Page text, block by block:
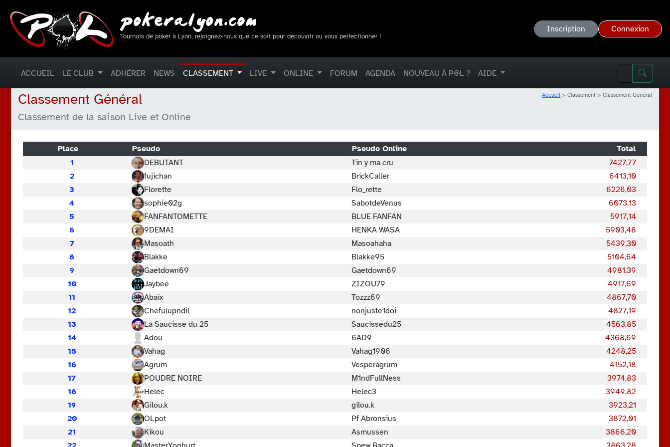
Tournois de poker à Lyon, rejoignez-nous que ce soit pour découvrir ou vous perfectionner !
Inscription Connexion
ACCUEIL LE CLUB ADHÉRER NEWS CLASSEMENT LIVE ONLINE FORUM AGENDA NOUVEAU À P@L ? AIDE
Classement Général Accueil Classement Classement Général
Classement de la saison Live et Online
Place Pseudo Pseudo Online
Total
1
DEBUTANT Tin y ma cru
7427,77
2
fujichan BrickCaller
6413,10
3
Florette Flo_rette
6226,03
4
sophie02g SabotdeVenus
6073,13
5
FANFANTOMETTE BLUE FANFAN
5917,14
6
9DEMAI HENKA WASA
5903,48
7
Masoath Masoahaha
5439,30
8
Blakke Blakke95
5104,64
9
Gaetdown69 Gaetdown69
4981,39
10
Jaybee ZIZOU79
4917,69
11
Abaix Tozzz69
4867,70
12
Chefulupndil nonjuste1doi
4827,19
13
La Saucisse du 25 Saucissedu25
4563,85
14
Adou 6AD9
4368,69
15
Vahag Vahag1906
4248,25
16
Agrum Vesperagrum
4152,18
17
POUDRE NOIRE M1ndFullNess
3974,83
18
Helec Helec3
3949,82
19
Gilou.k gilou.k
3923,21
20
OLpot Pf Abronsius
3872,01
21
Kikou Asmussen
3866,20